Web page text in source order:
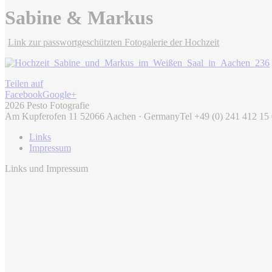
Sabine & Markus
Link zur passwortgeschützten Fotogalerie der Hochzeit
Teilen auf
FacebookGoogle+
2026 Pesto Fotografie
Am Kupferofen 11 52066 Aachen · GermanyTel +49 (0) 241 412 15
Links
Impressum
Links und Impressum